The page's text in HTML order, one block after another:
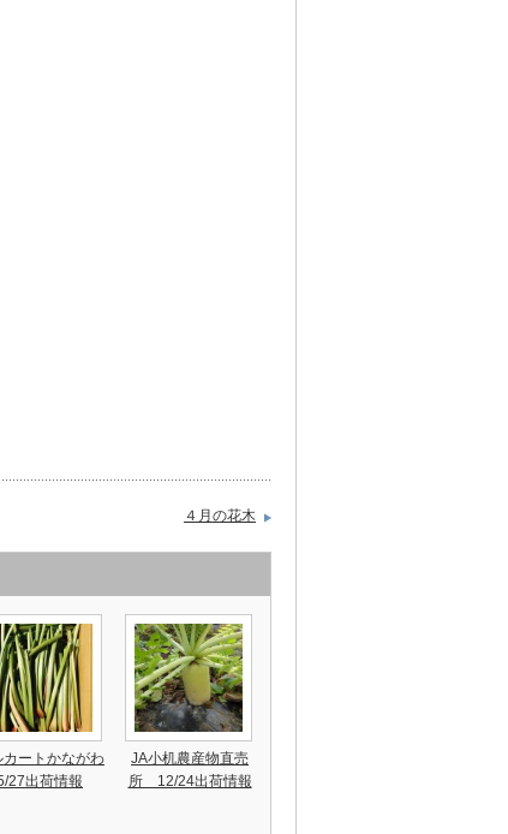
４月の花木
カートかながわ
27出荷情報
JA小机農産物直売
所 12/24出荷情報